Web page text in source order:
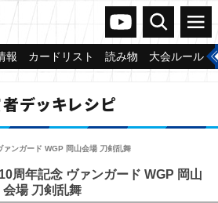
ヴァンガードch
検索 メニュー
報 カードリスト 読み物 大会ルール
デッキレシピ
ァンガード WGP 岡山会場 刀剣乱舞
周年記念 ヴァンガード WGP 岡山
会場 刀剣乱舞